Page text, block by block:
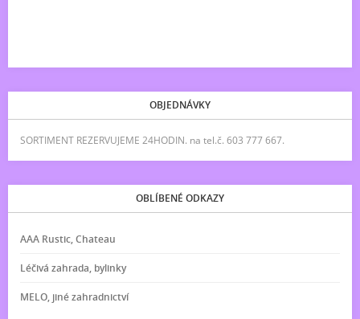
OBJEDNÁVKY
SORTIMENT REZERVUJEME 24HODIN. na tel.č. 603 777 667.
OBLÍBENÉ ODKAZY
AAA Rustic, Chateau
Léčivá zahrada, bylinky
MELO, jiné zahradnictví